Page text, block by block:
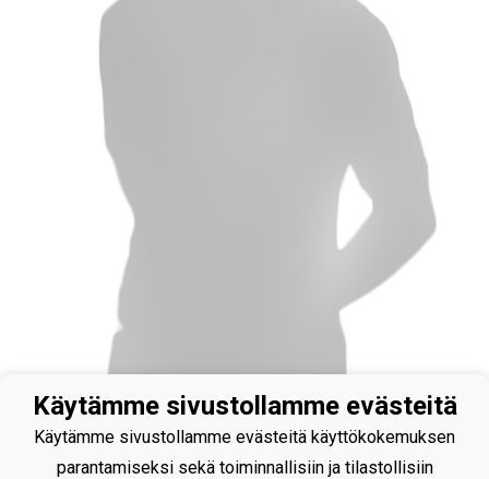
Valmentaja
Sissonen Eeli (PiTa)
Käytämme sivustollamme evästeitä
Käytämme sivustollamme evästeitä käyttökokemuksen
parantamiseksi sekä toiminnallisiin ja tilastollisiin